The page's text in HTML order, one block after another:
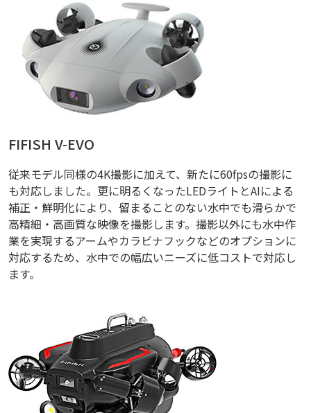
FIFISH V-EVO
従来モデル同様の4K撮影に加えて、新たに60fpsの撮影に
も対応しました。更に明るくなったLEDライトとAIによる
補正・鮮明化により、留まることのない水中でも滑らかで
高精細・高画質な映像を撮影します。撮影以外にも水中作
業を実現するアームやカラビナフックなどのオプションに
対応するため、水中での幅広いニーズに低コストで対応し
ます。